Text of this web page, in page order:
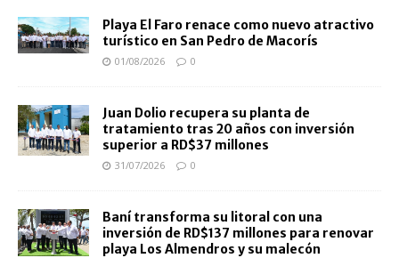
Playa El Faro renace como nuevo atractivo
turístico en San Pedro de Macorís
01/08/2026 0
Juan Dolio recupera su planta de
tratamiento tras 20 años con inversión
superior a RD$37 millones
31/07/2026 0
Baní transforma su litoral con una
inversión de RD$137 millones para renovar
playa Los Almendros y su malecón